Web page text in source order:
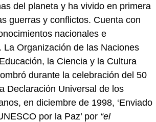
del planeta y ha vivido en primera
guerras y conflictos. Cuenta con
nacionales e
La Organización de las Naciones
la Ciencia y la Cultura
durante la celebración del 50
Declaración Universal de los
en diciembre de 1998, ‘Enviado
por la Paz’ por “el